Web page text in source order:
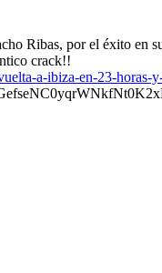
Ribas, por el éxito en
crack!!
a-ibiza-en-23-horas-